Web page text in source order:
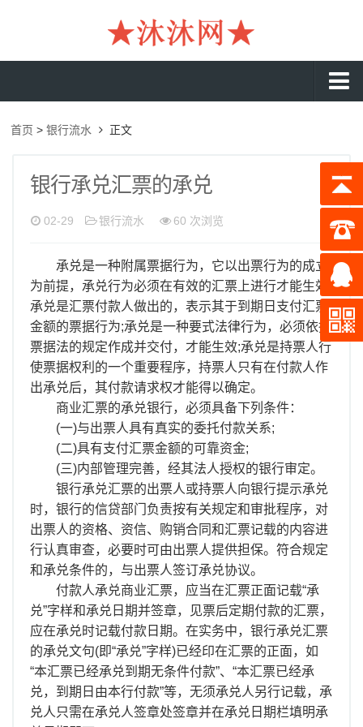
工资流水
收入证明
存款证明
在职证明
离职证明
首页 >银行流水 正文
银行承兑汇票的承兑
02-29 银行流水 60 次浏览
承兑是一种附属票据行为，它以出票行为的成立
为前提，承兑行为必须在有效的汇票上进行才能生效;
承兑是汇票付款人做出的，表示其于到期日支付汇票
金额的票据行为;承兑是一种要式法律行为，必须依据
票据法的规定作成并交付，才能生效;承兑是持票人行
使票据权利的一个重要程序，持票人只有在付款人作
出承兑后，其付款请求权才能得以确定。
商业汇票的承兑银行，必须具备下列条件：
(一)与出票人具有真实的委托付款关系;
(二)具有支付汇票金额的可靠资金;
(三)内部管理完善，经其法人授权的银行审定。
银行承兑汇票的出票人或持票人向银行提示承兑
时，银行的信贷部门负责按有关规定和审批程序，对
出票人的资格、资信、购销合同和汇票记载的内容进
行认真审查，必要时可由出票人提供担保。符合规定
和承兑条件的，与出票人签订承兑协议。
付款人承兑商业汇票，应当在汇票正面记载“承
兑”字样和承兑日期并签章，见票后定期付款的汇票，
应在承兑时记载付款日期。在实务中，银行承兑汇票
的承兑文句(即“承兑”字样)已经印在汇票的正面，如
“本汇票已经承兑到期无条件付款”、“本汇票已经承
兑，到期日由本行付款”等，无须承兑人另行记载，承
兑人只需在承兑人签章处签章并在承兑日期栏填明承